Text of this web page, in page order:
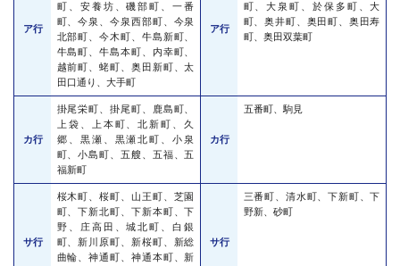
ア行
町、安養坊、磯部町、一番
町、今泉、今泉西部町、今泉
北部町、今木町、牛島新町、
牛島町、牛島本町、内幸町、
越前町、蛯町、奥田新町、太
田口通り、大手町
ア行
町、大泉町、於保多町、大
町、奥井町、奥田町、奥田寿
町、奥田双葉町
カ行
掛尾栄町、掛尾町、鹿島町、
上袋、上本町、北新町、久
郷、黒瀬、黒瀬北町、小泉
町、小島町、五艘、五福、五
福新町
カ行
五番町、駒見
サ行
桜木町、桜町、山王町、芝園
町、下新北町、下新本町、下
野、庄高田、城北町、白銀
町、新川原町、新桜町、新総
曲輪、神通町、神通本町、新
サ行
三番町、清水町、下新町、下
野新、砂町